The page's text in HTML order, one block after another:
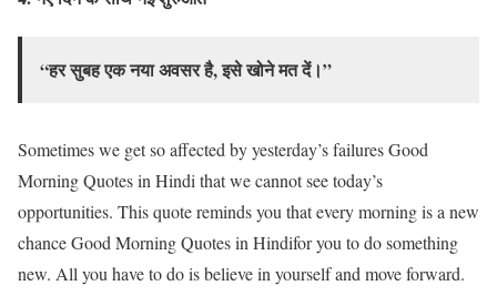
“हर सुबह एक नया अवसर है, इसे खोने मत दें।”
Sometimes we get so affected by yesterday’s failures Good
Morning Quotes in Hindi that we cannot see today’s
opportunities. This quote reminds you that every morning is a new
chance Good Morning Quotes in Hindifor you to do something
new. All you have to do is believe in yourself and move forward.